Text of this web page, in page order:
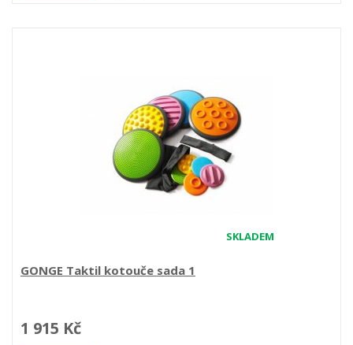
SKLADEM
GONGE Taktil kotouče sada 1
1 915 Kč